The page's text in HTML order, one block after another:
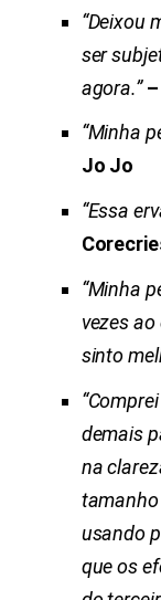
“Deixou
ser
agora.”
“Minha
Jo Jo
“Essa
“Minha
vezes
sinto
demais
na
usando
que os